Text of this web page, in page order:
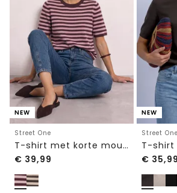
NEW
Street One
T-shirt met korte mouwen, ronde hals en strepen
€ 39,99
NEW
Street One
€ 35,99